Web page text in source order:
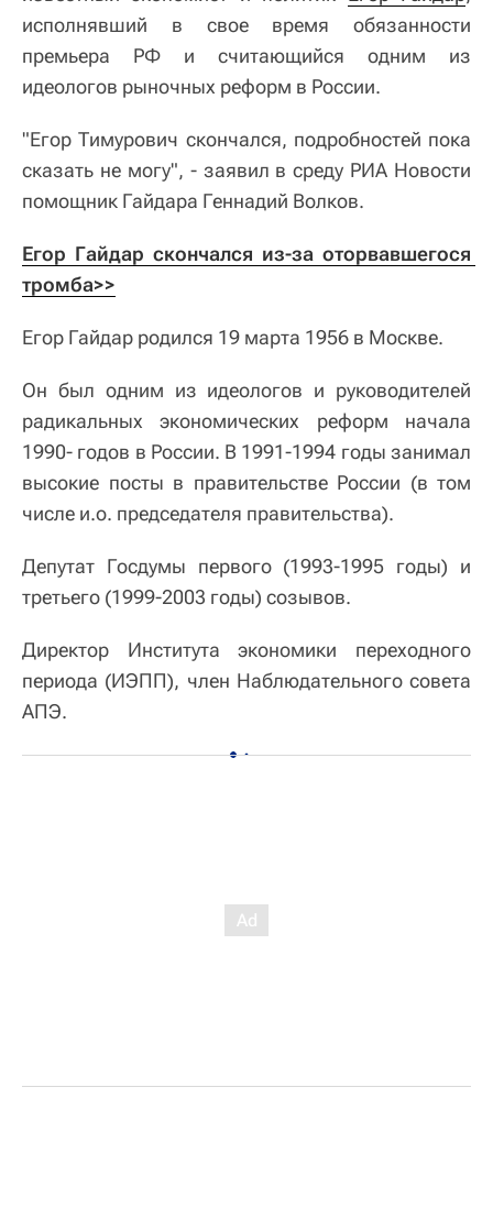
исполнявший в свое время обязанности
премьера РФ и считающийся одним из
идеологов рыночных реформ в России.
"Егор Тимурович скончался, подробностей пока
сказать не могу", - заявил в среду РИА Новости
помощник Гайдара Геннадий Волков.
Егор Гайдар скончался из-за оторвавшегося
тромба>>
Егор Гайдар родился 19 марта 1956 в Москве.
Он был одним из идеологов и руководителей
радикальных экономических реформ начала
1990- годов в России. В 1991-1994 годы занимал
высокие посты в правительстве России (в том
числе и.о. председателя правительства).
Депутат Госдумы первого (1993-1995 годы) и
третьего (1999-2003 годы) созывов.
Директор Института экономики переходного
периода (ИЭПП), член Наблюдательного совета
АПЭ.